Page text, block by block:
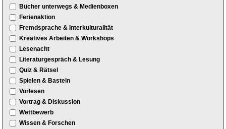
Bücher unterwegs & Medienboxen
Ferienaktion
Fremdsprache & Interkulturalität
Kreatives Arbeiten & Workshops
Lesenacht
Literaturgespräch & Lesung
Quiz & Rätsel
Spielen & Basteln
Vorlesen
Vortrag & Diskussion
Wettbewerb
Wissen & Forschen